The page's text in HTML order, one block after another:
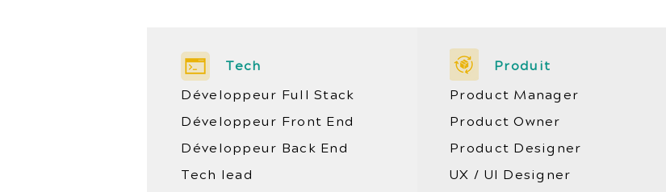
Tech
Développeur Full Stack
Développeur Front End
Développeur Back End
Tech lead
Produit
Product Manager
Product Owner
Product Designer
UX / UI Designer